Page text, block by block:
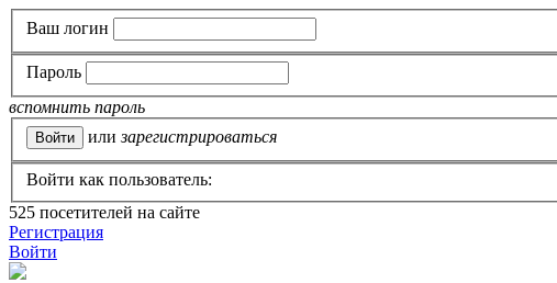
Ваш логин
Пароль
вспомнить пароль
или зарегистрироваться
Войти как пользователь:
525 посетителей на сайте
Регистрация
Войти